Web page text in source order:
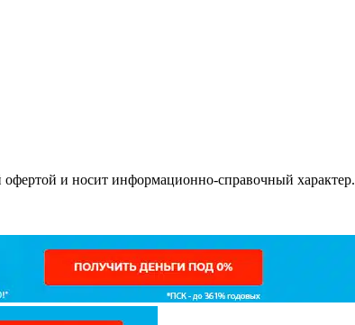
и носит информационно-справочный характер.